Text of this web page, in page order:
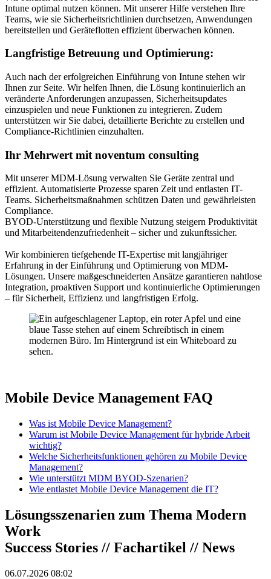
Intune optimal nutzen können. Mit unserer Hilfe verstehen Ihre
Teams, wie sie Sicherheitsrichtlinien durchsetzen, Anwendungen
bereitstellen und Geräteflotten effizient überwachen können.
Langfristige Betreuung und Optimierung:
Auch nach der erfolgreichen Einführung von Intune stehen wir
Ihnen zur Seite. Wir helfen Ihnen, die Lösung kontinuierlich an
veränderte Anforderungen anzupassen, Sicherheitsupdates
einzuspielen und neue Funktionen zu integrieren. Zudem
unterstützen wir Sie dabei, detaillierte Berichte zu erstellen und
Compliance-Richtlinien einzuhalten.
Ihr Mehrwert mit noventum consulting
Mit unserer MDM-Lösung verwalten Sie Geräte zentral und
effizient. Automatisierte Prozesse sparen Zeit und entlasten IT-
Teams. Sicherheitsmaßnahmen schützen Daten und gewährleisten
Compliance.
BYOD-Unterstützung und flexible Nutzung steigern Produktivität
und Mitarbeitendenzufriedenheit – sicher und zukunftssicher.
Wir kombinieren tiefgehende IT-Expertise mit langjähriger
Erfahrung in der Einführung und Optimierung von MDM-
Lösungen. Unsere maßgeschneiderten Ansätze garantieren nahtlose
Integration, proaktiven Support und kontinuierliche Optimierungen
– für Sicherheit, Effizienz und langfristigen Erfolg.
Mobile Device Management FAQ
Was ist Mobile Device Management?
Warum ist Mobile Device Management für hybride Arbeit
wichtig?
Welche Sicherheitsfunktionen gehören zu Mobile Device
Management?
Wie unterstützt MDM BYOD-Szenarien?
Wie entlastet Mobile Device Management die IT?
Lösungsszenarien zum Thema Modern
Work
Success Stories // Fachartikel // News
06.07.2026 08:02